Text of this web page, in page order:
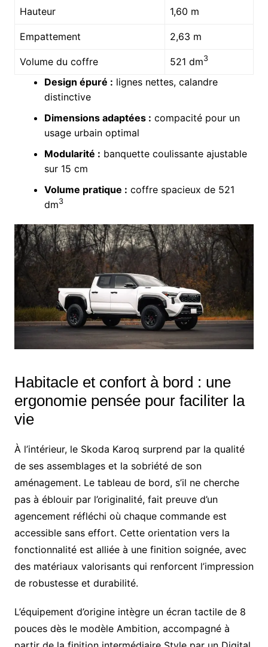
Hauteur 1,60 m
Empattement 2,63 m
Volume du coffre 521 dm3
Design épuré : lignes nettes, calandre
distinctive
Dimensions adaptées : compacité pour un
usage urbain optimal
Modularité : banquette coulissante ajustable
sur 15 cm
Volume pratique : coffre spacieux de 521
dm3
Habitacle et confort à bord : une
ergonomie pensée pour faciliter la
vie
À l’intérieur, le Skoda Karoq surprend par la qualité
de ses assemblages et la sobriété de son
aménagement. Le tableau de bord, s’il ne cherche
pas à éblouir par l’originalité, fait preuve d’un
agencement réfléchi où chaque commande est
accessible sans effort. Cette orientation vers la
fonctionnalité est alliée à une finition soignée, avec
des matériaux valorisants qui renforcent l’impression
de robustesse et durabilité.
L’équipement d’origine intègre un écran tactile de 8
pouces dès le modèle Ambition, accompagné à